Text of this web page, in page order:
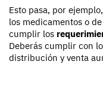
Esto pasa, por
los medicamentos o
cumplir los
Deberás cumplir con
distribución y venta